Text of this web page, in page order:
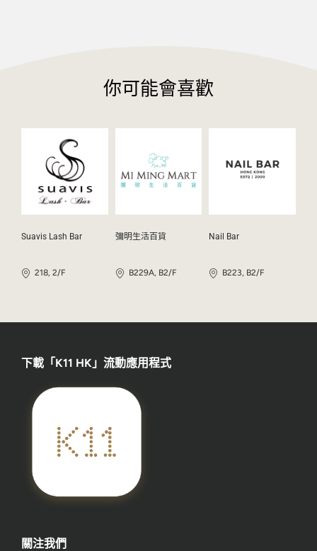
你可能會喜歡
Suavis Lash Bar
218, 2/F
彌明生活百貨
B229A, B2/F
Nail Bar
B223, B2/F
下載「K11 HK」流動應用程式
關注我們